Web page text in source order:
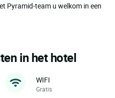
Pyramid-team u welkom in een
in het hotel
WIFI
Gratis